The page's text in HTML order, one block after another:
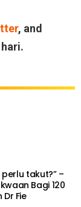
, and
takut?” –
Bagi 120
Fie